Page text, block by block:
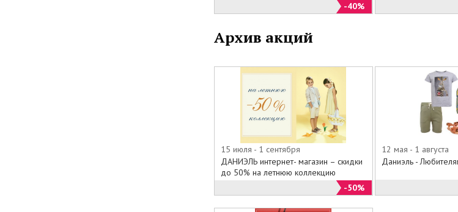
-40%
Архив акций
15 июля - 1 сентября
ДАНИЭЛЬ интернет- магазин – скидки
до 50% на летнюю коллекцию
-50%
12 мая - 1 августа
Даниэль -